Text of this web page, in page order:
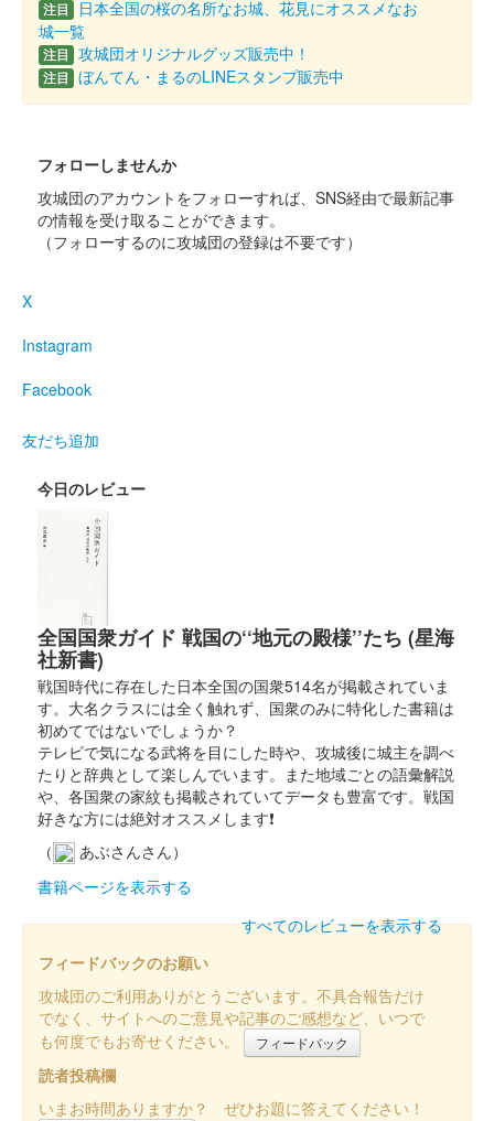
大藪城（桃井城） 御城印
ミット版
販売終了
桃井城 御城印 夏限定版
大藪城（桃井城） 御城印
桃井城 御城印
大藪城（桃井城） 御城印
桃井城 御城印
大藪城（桃井城） 御城印
桃井城 御城印 群馬戦国御城印サミット第四弾開催記
販売終了
大藪城（桃井城） 御城印 群馬戦国御城印サ
ミット第四弾開催記念
販売終了
桃井城 御城印
注目
日本全国の桜の名所なお城、花見にオススメなお
城一覧
注目 攻城団オリジナルグッズ販売中！
注目 ぼんてん・まるのLINEスタンプ販売中
フォローしませんか
攻城団のアカウントをフォローすれば、SNS経由で最新記事
の情報を受け取ることができます。
（フォローするのに攻城団の登録は不要です）
X
Instagram
Facebook
友だち追加
今日のレビュー
全国国衆ガイド 戦国の‘‘地元の殿様’’たち (星海
社新書)
戦国時代に存在した日本全国の国衆514名が掲載されていま
す。大名クラスには全く触れず、国衆のみに特化した書籍は
初めてではないでしょうか？
テレビで気になる武将を目にした時や、攻城後に城主を調べ
たりと辞典として楽しんでいます。また地域ごとの語彙解説
や、各国衆の家紋も掲載されていてデータも豊富です。戦国
好きな方には絶対オススメします❗
（
あぶさんさん）
書籍ページを表示する
すべてのレビューを表示する
フィードバックのお願い
攻城団のご利用ありがとうございます。不具合報告だけ
でなく、サイトへのご意見や記事のご感想など、いつで
も何度でもお寄せください。
フィードバック
読者投稿欄
いまお時間ありますか？ ぜひお題に答えてください！